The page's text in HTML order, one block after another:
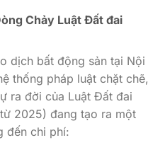
Chảy Luật Đất đai
dịch bất động sản tại Nội
thống pháp luật chặt chẽ,
ra đời của Luật Đất đai
2025) đang tạo ra một
đến chi phí: